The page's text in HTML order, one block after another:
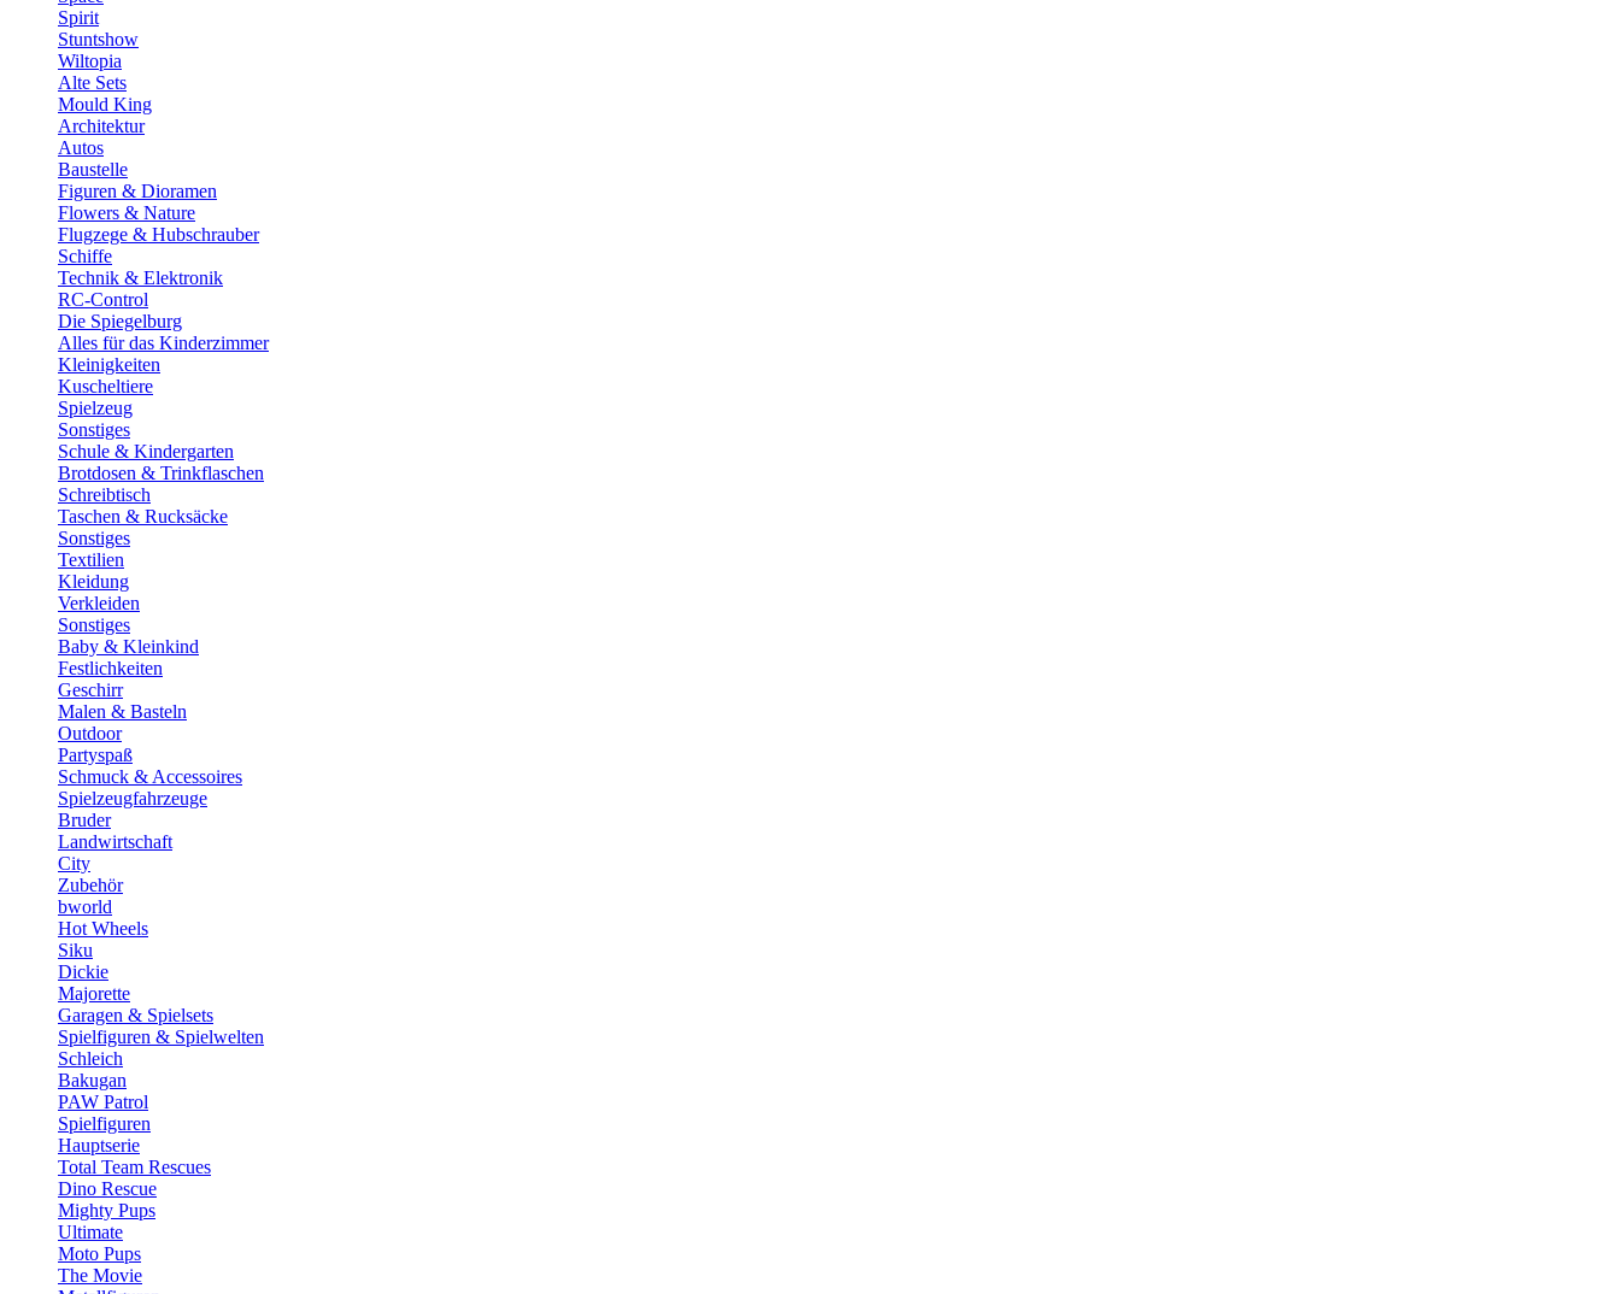
Spirit
Stuntshow
Wiltopia
Alte Sets
Mould King
Architektur
Autos
Baustelle
Figuren & Dioramen
Flowers & Nature
Flugzege & Hubschrauber
Schiffe
Technik & Elektronik
RC-Control
Die Spiegelburg
Alles für das Kinderzimmer
Kleinigkeiten
Kuscheltiere
Spielzeug
Sonstiges
Schule & Kindergarten
Brotdosen & Trinkflaschen
Schreibtisch
Taschen & Rucksäcke
Sonstiges
Textilien
Kleidung
Verkleiden
Sonstiges
Baby & Kleinkind
Festlichkeiten
Geschirr
Malen & Basteln
Outdoor
Partyspaß
Schmuck & Accessoires
Spielzeugfahrzeuge
Bruder
Landwirtschaft
City
Zubehör
bworld
Hot Wheels
Siku
Dickie
Majorette
Garagen & Spielsets
Spielfiguren & Spielwelten
Schleich
Bakugan
PAW Patrol
Spielfiguren
Hauptserie
Total Team Rescues
Dino Rescue
Mighty Pups
Ultimate
Moto Pups
The Movie